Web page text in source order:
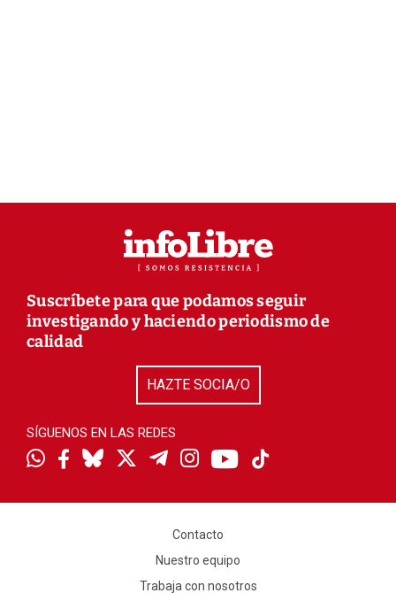
Suscríbete para que podamos seguir
investigando y haciendo periodismo de
calidad
HAZTE SOCIA/O
SÍGUENOS EN LAS REDES
Contacto
Nuestro equipo
Trabaja con nosotros